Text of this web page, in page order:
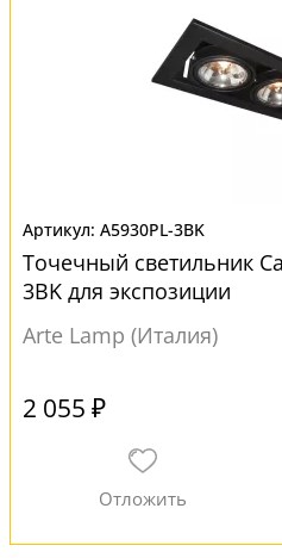
A5930PL-3BK
Точечный светильник
3BK для экспозиции
Arte Lamp (Италия)
2 055 ₽